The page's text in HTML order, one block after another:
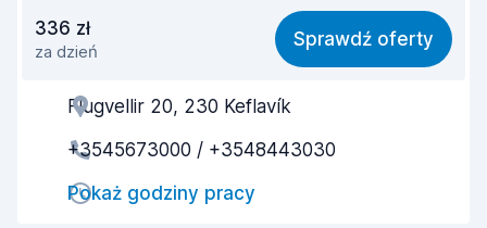
8,1
Łatwość znalezienia 8,0
Pomocność przedstawiciela
Szybkość odbioru
Szybkość zwrotu
336 zł
za dzień
Sprawdź oferty
Flugvellir 20, 230 Keflavík
+3545673000 / +3548443030
Pokaż godziny pracy